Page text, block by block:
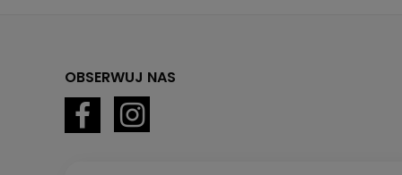
OBSERWUJ NAS